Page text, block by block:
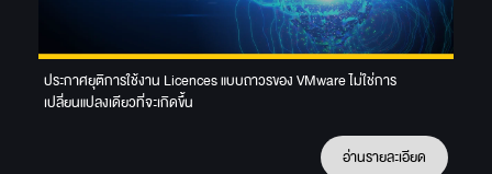
ประกาศยุติการใช้งาน Licences แบบถาวรของ VMware ไม่ใช่การ
เปลี่ยนแปลงเดียวที่จะเกิดขึ้น
อ่านรายละเอียด